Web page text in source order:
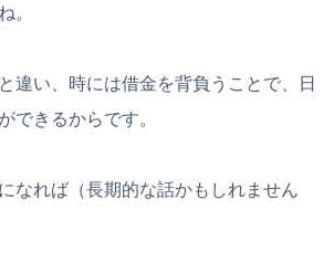
。
違い、時には借金を背負うことで、日
できるからです。
なれば（長期的な話かもしれません